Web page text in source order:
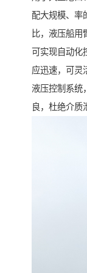
配大规模、率
比，液压船用
可实现自动化
应迅速，可灵
液压控制系统
良，杜绝介质